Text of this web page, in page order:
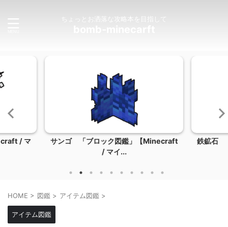
ちょっとお洒落な攻略本を目指して
/ マ
サンゴ 「ブロック図鑑」【Minecraft
/ マイ...
鉄鉱石
HOME > 図鑑 > アイテム図鑑 >
アイテム図鑑